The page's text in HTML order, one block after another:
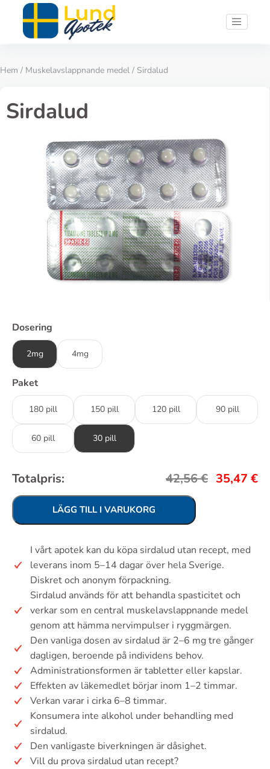
Hem / Muskelavslappnande medel / Sirdalud
Sirdalud
Dosering
2mg 4mg
Paket
180 pill 150 pill 120 pill 90 pill
60 pill 30 pill
Totalpris: 42,56€ 35,47 €
LÄGG TILL I VARUKORG
I vårt apotek kan du köpa sirdalud utan recept, med
leverans inom 5–14 dagar över hela Sverige.
Diskret och anonym förpackning.
Sirdalud används för att behandla spasticitet och
verkar som en central muskelavslappnande medel
genom att hämma nervimpulser i ryggmärgen.
Den vanliga dosen av sirdalud är 2–6 mg tre gånger
dagligen, beroende på individens behov.
Administrationsformen är tabletter eller kapslar.
Effekten av läkemedlet börjar inom 1–2 timmar.
Verkan varar i cirka 6–8 timmar.
Konsumera inte alkohol under behandling med
sirdalud.
Den vanligaste biverkningen är dåsighet.
Vill du prova sirdalud utan recept?